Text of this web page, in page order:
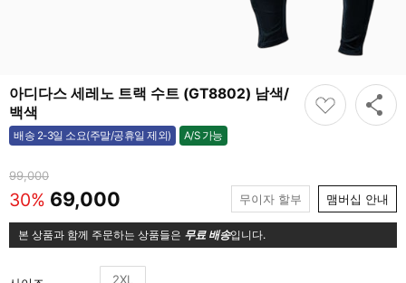
아디다스 세레노 트랙 수트 (GT8802) 남색/
백색
배송 2-3일 소요(주말/공휴일 제외) A/S 가능
가능
99,000
30% 69,000 무이자 할부 맴버십 안내
본 상품과 함께 주문하는 상품들은 무료 배송입니다.
2XL